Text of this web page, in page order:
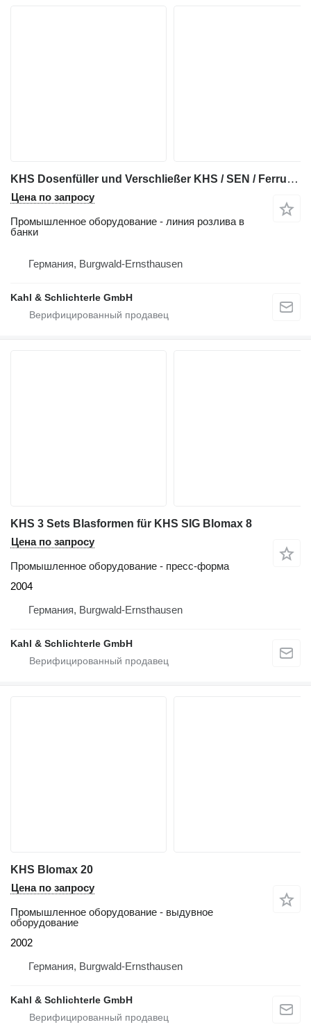
KHS Dosenfüller und Verschließer KHS / SEN / Ferrum mit 32 Füllventi
Цена по запросу
Промышленное оборудование - линия розлива в
банки
Германия, Burgwald-Ernsthausen
Kahl & Schlichterle GmbH
KHS 3 Sets Blasformen für KHS SIG Blomax 8
Цена по запросу
Промышленное оборудование - пресс-форма
2004
Германия, Burgwald-Ernsthausen
Kahl & Schlichterle GmbH
KHS Blomax 20
Цена по запросу
Промышленное оборудование - выдувное
оборудование
2002
Германия, Burgwald-Ernsthausen
Kahl & Schlichterle GmbH